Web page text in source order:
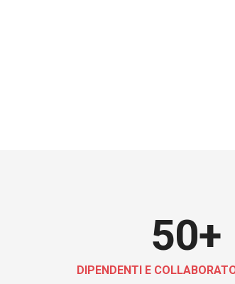
50+
DIPENDENTI E